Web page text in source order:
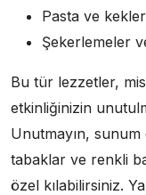
Pasta ve kekler
Şekerlemeler
Bu tür lezzetler,
etkinliğinizin
Unutmayın,
tabaklar ve renkli
özel kılabilirsiniz.